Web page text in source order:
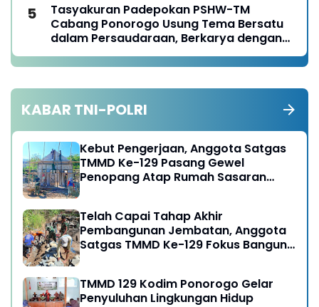
Tasyakuran Padepokan PSHW-TM
Cabang Ponorogo Usung Tema Bersatu
dalam Persaudaraan, Berkarya dengan
Keikhlasan dan Mengabdi dengan
Tanggungjawab
KABAR TNI-POLRI
Kebut Pengerjaan, Anggota Satgas
TMMD Ke-129 Pasang Gewel
Penopang Atap Rumah Sasaran
Telah Capai Tahap Akhir
Pembangunan Jembatan, Anggota
Satgas TMMD Ke-129 Fokus Bangun
TMMD 129 Kodim Ponorogo Gelar
Penyuluhan Lingkungan Hidup